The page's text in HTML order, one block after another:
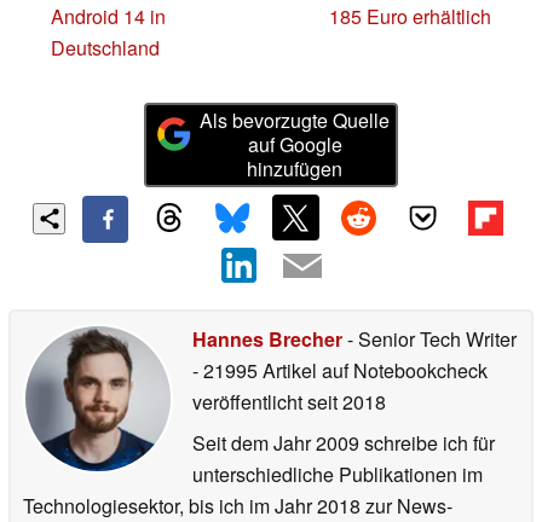
Android 14 in
Deutschland
185 Euro erhältlich
Als bevorzugte Quelle
auf Google
hinzufügen
Hannes Brecher- Senior Tech Writer
- 21995 Artikel auf Notebookcheck
veröffentlichtseit 2018
Seit dem Jahr 2009 schreibe ich für
unterschiedliche Publikationen im
Technologiesektor, bis ich im Jahr 2018 zur News-